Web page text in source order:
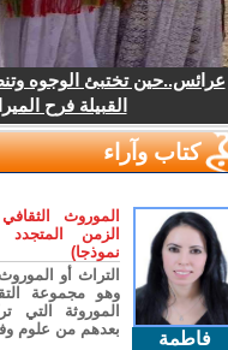
عرائس..حين تختبئ الوجوه
القبيلة فرح
كتاب وآراء
فاطمة
الموروث الثقافي
الزمن المتجدد
نموذجا)
التراث أو
وهو مجموعة
الموروثة التي
بعدهم من علوم